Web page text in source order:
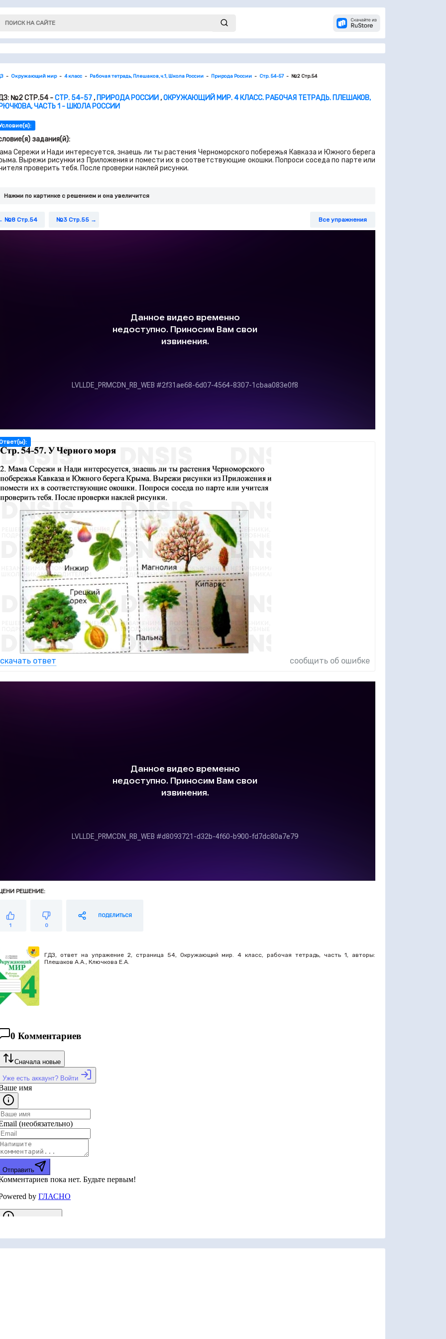
Окружающий мир 4 класс Рабочая тетрадь, Плешаков, ч.1, Школа России Природа России Стр. 54-57 №2 Стр.54
№2 СТР.54 -СТР. 54-57, ПРИРОДА РОССИИ,ОКРУЖАЮЩИЙ МИР. 4 КЛАСС. РАБОЧАЯ ТЕТРАДЬ. ПЛЕШАКОВ,
ЧАСТЬ 1 - ШКОЛА РОССИИ
задания(й):
Сережи и Нади интересуется, знаешь ли ты растения Черноморского побережья Кавказа и Южного берега
Вырежи рисунки из Приложения и помести их в соответствующие окошки. Попроси соседа по парте или
проверить тебя. После проверки наклей рисунки.
Нажми по картинке c решением и она увеличится
№8 Стр.54 №3 Стр.55 Все упражнения
скачать ответ сообщить об ошибке
РЕШЕНИЕ:
1 0
ПОДЕЛИТЬСЯ
ГДЗ, ответ на упражение 2, страница 54, Окружающий мир. 4 класс, рабочая тетрадь, часть 1, авторы:
Плешаков А.А., Ключкова Е.А.